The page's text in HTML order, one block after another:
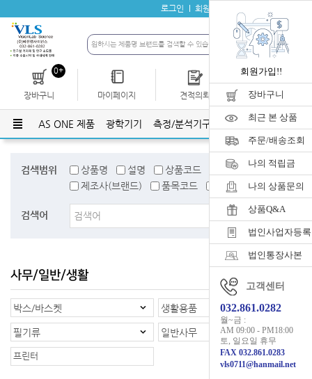
로그인 회원가입
0+
장바구니 마이페이지 견적의뢰 개인결제
AS ONE 제품 광학기기 측정/분석기구 유리기구 플라스틱
검색범위 상품명 설명 상품코드
검색어태그
제조사(브랜드)
품목코드 품목명
검색어
사무/일반/생활
박스/바스켓 생활용품
필기류 일반사무
프린터
회원가입!!
장바구니
최근 본 상품
주문/배송조회
나의 적립금
나의 상품문의
상품Q&A
법인사업자등
법인통장사본
고객센터
032.861.0282
월~금 :
AM 09:00 - PM18:00
토, 일요일 휴무
FAX 032.861.0283
vls0711@hanmail.net